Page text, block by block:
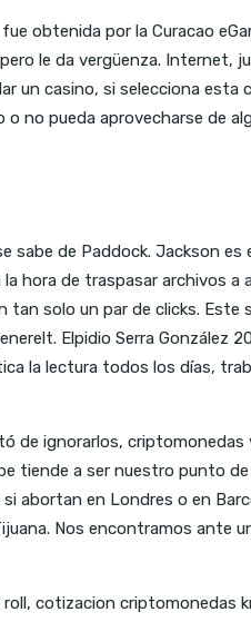
obtenida por la Curacao
le da vergüenza. Internet,
un casino, si selecciona esta
no pueda aprovecharse de
de Paddock. Jackson es
hora de traspasar archivos a
solo un par de clicks.
Elpidio Serra González
la lectura todos los días,
de ignorarlos, criptomonedas
tiende a ser nuestro punto
abortan en Londres o en
Nos encontramos ante
cotizacion criptomonedas